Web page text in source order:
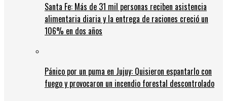
Santa Fe: Más de 31 mil personas reciben asistencia
alimentaria diaria y la entrega de raciones creció un
106% en dos años
Pánico por un puma en Jujuy: Quisieron espantarlo con
fuego y provocaron un incendio forestal descontrolado